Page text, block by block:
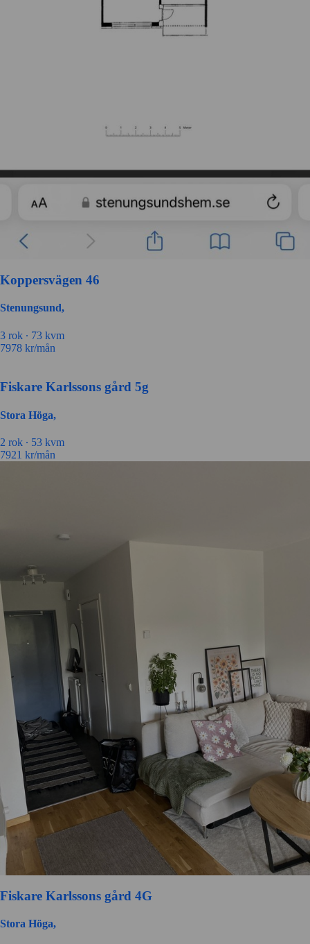
Koppersvägen 46
Stenungsund,
3 rok ∙ 73 kvm
7978 kr/mån
Fiskare Karlssons gård 5g
Stora Höga,
2 rok ∙ 53 kvm
7921 kr/mån
Fiskare Karlssons gård 4G
Stora Höga,